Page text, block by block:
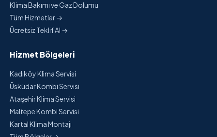
Klima Bakımı ve Gaz Dolumu
Tüm Hizmetler →
Ücretsiz Teklif Al →
Hizmet Bölgeleri
Kadıköy Klima Servisi
Üsküdar Kombi Servisi
Ataşehir Klima Servisi
Maltepe Kombi Servisi
Kartal Klima Montajı